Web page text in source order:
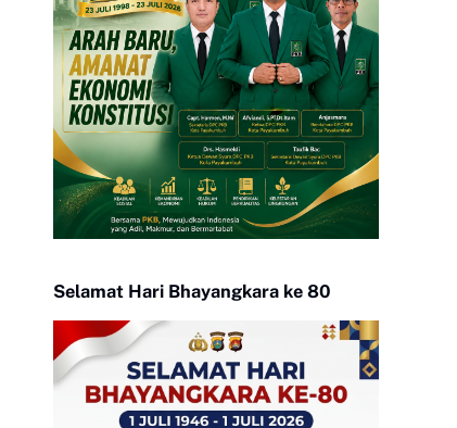
Selamat Hari Bhayangkara ke 80